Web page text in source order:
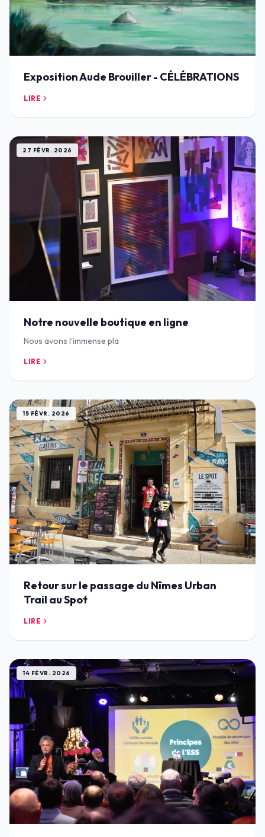
Exposition Aude Brouiller - CÉLÉBRATIONS
LIRE
27 FÉVR. 2026
Notre nouvelle boutique en ligne
Nous avons l'immense pla
LIRE
15 FÉVR. 2026
Retour sur le passage du Nîmes Urban
Trail au Spot
LIRE
14 FÉVR. 2026